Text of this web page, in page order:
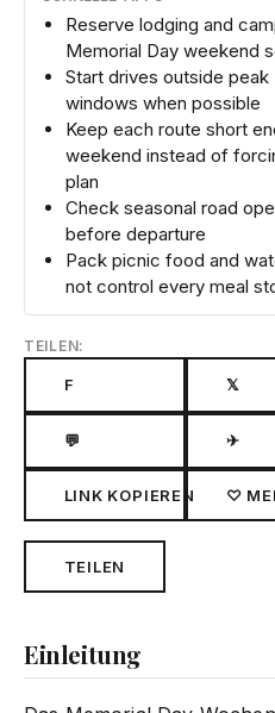
Reserve lodging and
Memorial Day weekend
Start drives outside
windows when possible
Keep each route short
weekend instead of
plan
Check seasonal road
before departure
Pack picnic food and
not control every meal
TEILEN:
F 𝕏
💬 ✈
LINK KOPIEREN ♡
TEILEN
Einleitung